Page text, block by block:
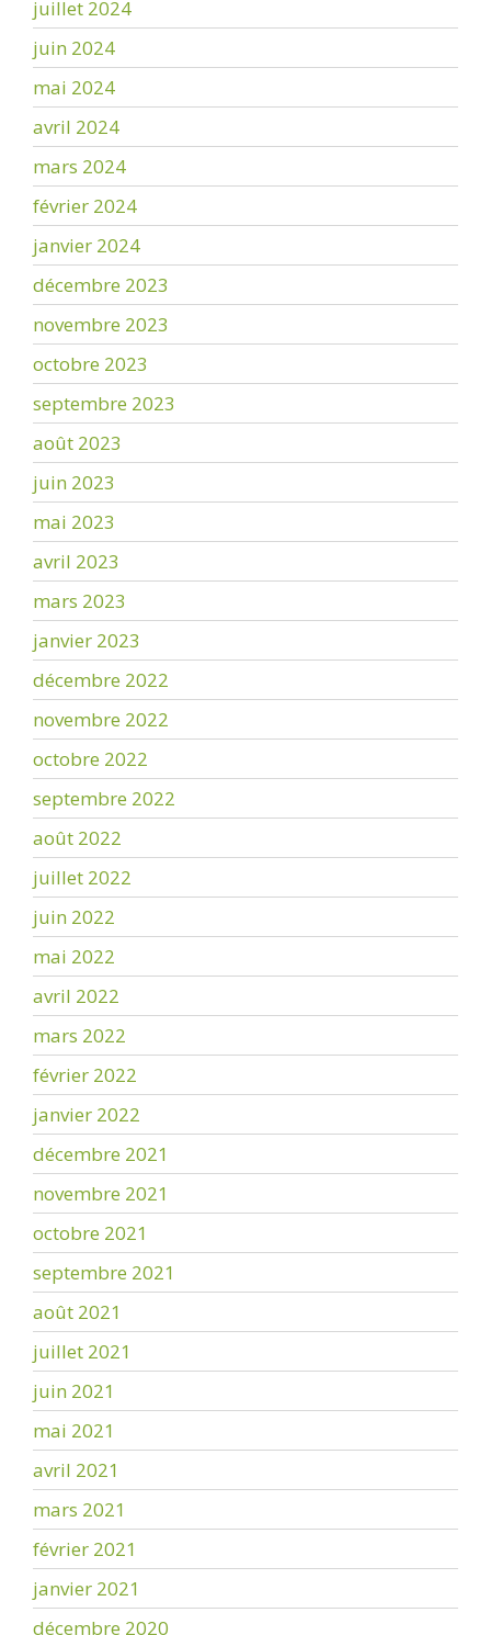
juillet 2024
juin 2024
mai 2024
avril 2024
mars 2024
février 2024
janvier 2024
décembre 2023
novembre 2023
octobre 2023
septembre 2023
août 2023
juin 2023
mai 2023
avril 2023
mars 2023
janvier 2023
décembre 2022
novembre 2022
octobre 2022
septembre 2022
août 2022
juillet 2022
juin 2022
mai 2022
avril 2022
mars 2022
février 2022
janvier 2022
décembre 2021
novembre 2021
octobre 2021
septembre 2021
août 2021
juillet 2021
juin 2021
mai 2021
avril 2021
mars 2021
février 2021
janvier 2021
décembre 2020